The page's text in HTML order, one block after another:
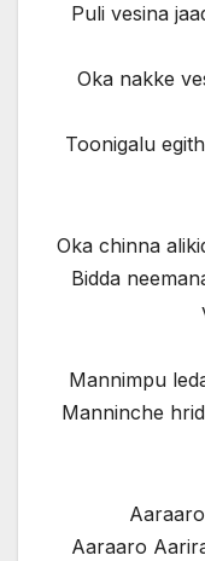
Puli vesina
Oka nakke
Toonigalu
Oka chinna
Bidda
Mannimpu
Manninche
Aaraaro